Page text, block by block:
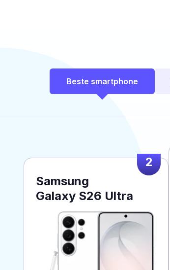
Beste smartphone
2
Samsung
Galaxy S26 Ultra